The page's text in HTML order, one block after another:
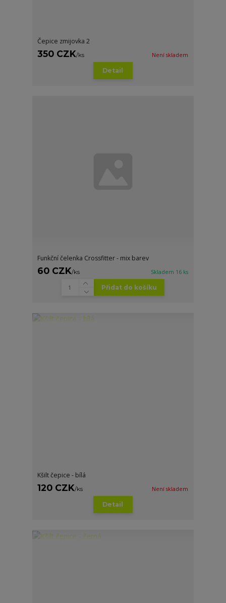
Čepice zmijovka 2
350 CZK/ks Není skladem
Detail
Funkční čelenka Crossfitter - mix barev
60 CZK/ks Skladem 16 ks
Přidat do košíku
Kšilt čepice - bílá
120 CZK/ks Není skladem
Detail